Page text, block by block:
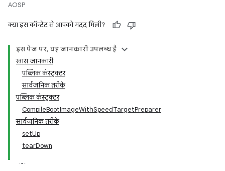
AOSP
क्या इस कॉन्टेंट से आपको मदद मिली?
इस पेज पर, यह जानकारी उपलब्ध है
खास जानकारी
पब्लिक कंस्ट्रक्टर
सार्वजनिक तरीके
पब्लिक कंस्ट्रक्टर
CompileBootImageWithSpeedTargetPreparer
सार्वजनिक तरीके
setUp
tearDown